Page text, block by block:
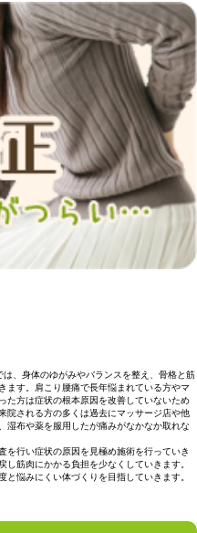
、身体のゆがみやバランスを整え、骨格と筋
ます。肩こり腰痛で長年悩まれている方やマ
た方は症状の根本原因を改善していないため
院される方の多くは過去にマッサージ店や他
湿布や薬を服用したが痛みがなかなか取れな
を行い症状の原因を見極め施術を行っていき
筋肉にかかる負担を少なくしていきます。
悩みにくい体づくりを目指していきます。